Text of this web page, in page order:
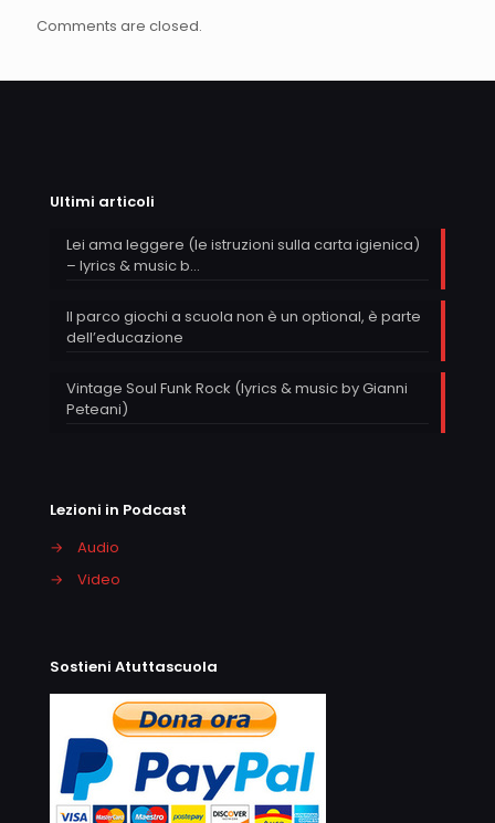
Comments are closed.
Ultimi articoli
Lei ama leggere (le istruzioni sulla carta igienica)
– lyrics & music b…
Il parco giochi a scuola non è un optional, è parte
dell’educazione
Vintage Soul Funk Rock (lyrics & music by Gianni
Peteani)
Lezioni in Podcast
→
Audio
→
Video
Sostieni Atuttascuola